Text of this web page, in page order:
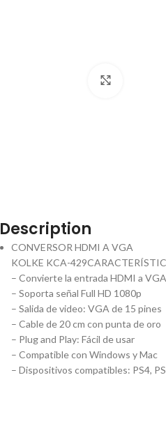
Description
CONVERSOR HDMI A VGA
KOLKE KCA-
– Convierte la entrada HDMI a VGA
– Soporta señal Full HD 1080p
– Salida de video: VGA de 15 pines
– Cable de 20 cm con punta de oro
– Plug and Play: Fácil de usar
– Compatible con Windows y Mac
– Dispositivos compatibles: PS4,